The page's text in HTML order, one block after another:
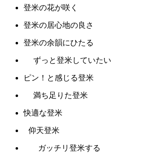
登米の花が咲く
登米の居心地の良さ
登米の余韻にひたる
ずっと登米していたい
ピン！と感じる登米
満ち足りた登米
快適な登米
仰天登米
ガッチリ登米する